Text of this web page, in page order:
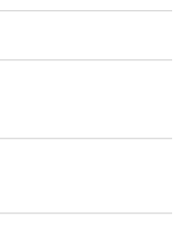
8:00- bis
19:30